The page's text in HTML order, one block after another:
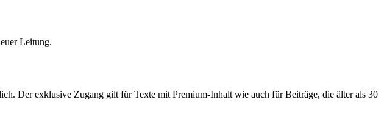
Leitung.
Der exklusive Zugang gilt für Texte mit Premium-Inhalt wie auch für Beiträge, die älter als 30